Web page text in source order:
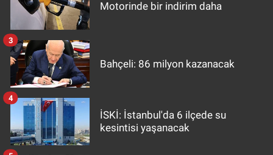
Motorinde bir indirim daha
Bahçeli: 86 milyon kazanacak
3
İSKİ: İstanbul'da 6 ilçede su
kesintisi yaşanacak
4